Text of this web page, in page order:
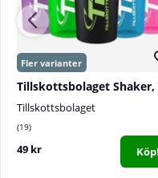
Tillskottsbolaget
19
49 kr Köp!